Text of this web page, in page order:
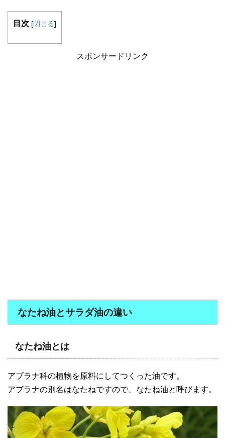
目次 [閉じる]
スポンサードリンク
なたね油とサラダ油の違い
なたね油とは
アブラナ科の植物を原料にしてつくった油です。
アブラナの別名はなたねですので、なたね油と呼びます。